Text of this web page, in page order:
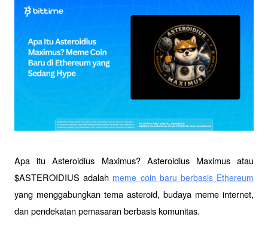
Apa itu Asteroidius Maximus? Asteroidius Maximus atau
$ASTEROIDIUS adalah meme coin baru berbasis Ethereum
yang menggabungkan tema asteroid, budaya meme internet,
dan pendekatan pemasaran berbasis komunitas.